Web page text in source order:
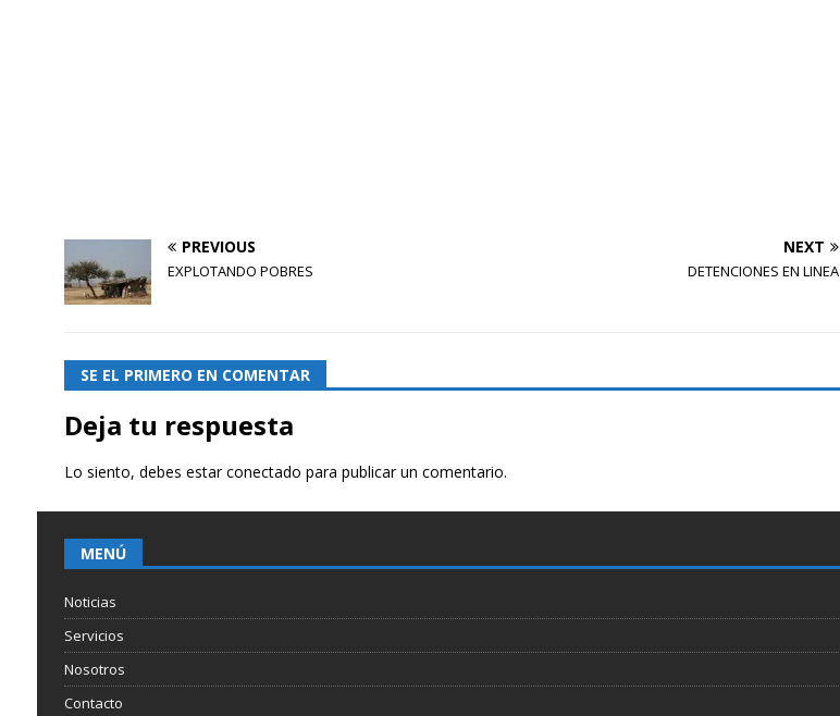
PREVIOUS
EXPLOTANDO POBRES
NEXT
DETENCIONES EN LINEA
SE EL PRIMERO EN COMENTAR
Deja tu respuesta
Lo siento, debes estarconectado para publicar un comentario.
MENÚ
Noticias
Servicios
Nosotros
Contacto